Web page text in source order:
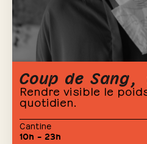
Coup de
Rendre visible le
quotidien.
Cantine
10h – 23h